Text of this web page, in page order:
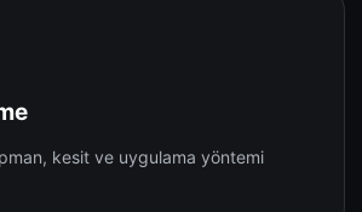
kesit ve uygulama yöntemi